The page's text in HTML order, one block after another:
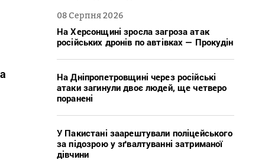
08 Серпня 2026
На Херсонщині зросла загроза атак
російських дронів по автівках — Прокудін
На Дніпропетровщині через російські
атаки загинули двоє людей, ще четверо
поранені
У Пакистані заарештували поліцейського
за підозрою у зґвалтуванні затриманої
дівчини